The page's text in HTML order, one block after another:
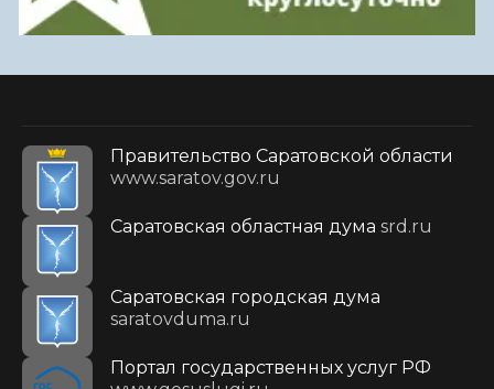
Правительство Саратовской области
www.saratov.gov.ru
Саратовская областная дума srd.ru
Саратовская городская дума
saratovduma.ru
Портал государственных услуг РФ